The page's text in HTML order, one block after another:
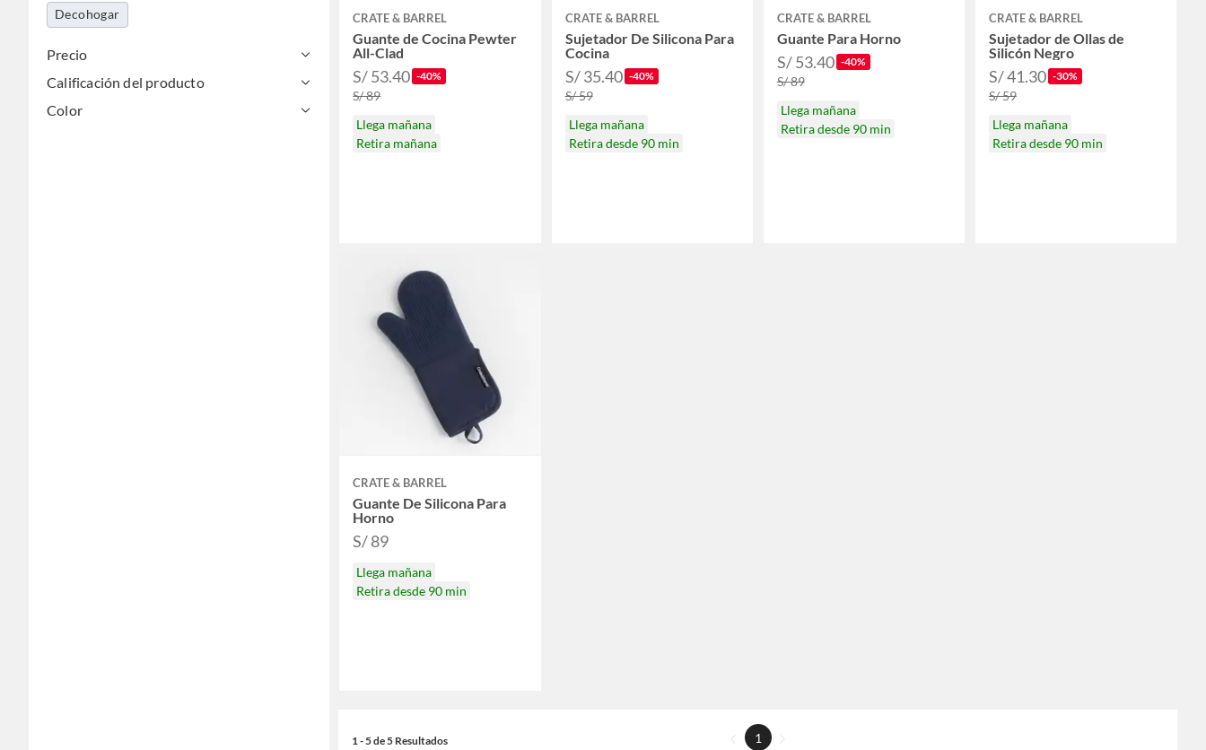
Decohogar
Precio
Calificación del producto
Color
CRATE & BARREL
Guante de Cocina Pewter
All-Clad
S/ 53.40 -40%
S/ 89
Llega mañana
Retira mañana
CRATE & BARREL
Sujetador De Silicona Para
Cocina
S/ 35.40 -40%
S/ 59
Llega mañana
Retira desde 90 min
CRATE & BARREL
Guante Para Horno
S/ 53.40 -40%
S/ 89
Llega mañana
Retira desde 90 min
CRATE & BARREL
Sujetador de Ollas de
Silicón Negro
S/ 41.30 -30%
S/ 59
Llega mañana
Retira desde 90 min
CRATE & BARREL
Guante De Silicona Para
Horno
S/ 89
Llega mañana
Retira desde 90 min
1 - 5 de 5 Resultados 1